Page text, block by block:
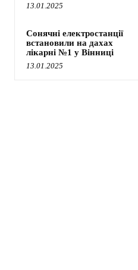
13.01.2025
Сонячні електростанції
встановили на дахах
лікарні №1 у Вінниці
13.01.2025